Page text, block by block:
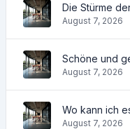
Die Stürme
August 7, 2026
Schöne und
August 7, 2026
Wo kann ich
August 7, 2026